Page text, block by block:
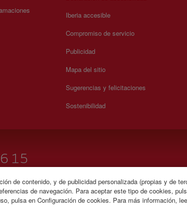
Iberia accesible
Compromiso de servicio
Publicidad
Mapa del sitio
Sugerencias y felicitaciones
Sostenibilidad
15
de contenido, y de publicidad personalizada (propias y de
de navegación. Para aceptar este tipo de cookies,
pulsa en Configuración de cookies. Para más información,